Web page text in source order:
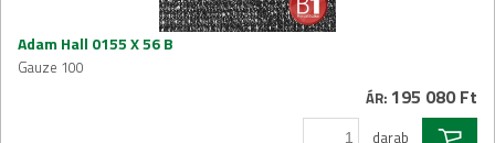
Adam Hall 0155 X 56 B
Gauze 100
ÁR: 195 080 Ft
darab